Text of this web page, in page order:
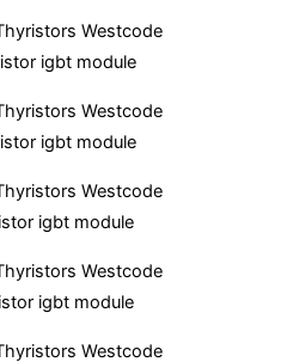
Westcode
igbt module
Westcode
igbt module
Westcode
igbt module
Westcode
igbt module
Westcode